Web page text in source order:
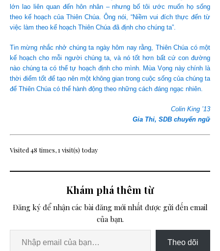
lớn lao liên quan đến hôn nhân – nhưng bố tôi ước muốn họ sống
theo kế hoạch của Thiên Chúa. Ông nói, “Niềm vui đích thực đến từ
việc làm theo kế hoạch Thiên Chúa đã định cho chúng ta”.
Tin mừng nhắc nhở chúng ta ngày hôm nay rằng, Thiên Chúa có một
kế hoạch cho mỗi người chúng ta, và nó tốt hơn bất cứ con đường
nào chúng ta có thể tự hoạch định cho mình. Mùa Vọng này chính là
thời điểm tốt để tạo nên một không gian trong cuộc sống của chúng ta
để Thiên Chúa có thể hành động theo những cách đáng ngạc nhiên.
Colin King ’13
Gia Thi, SDB chuyển ngữ
Visited 48 times, 1 visit(s) today
Khám phá thêm từ
Đăng ký để nhận các bài đăng mới nhất được gửi đến email
của bạn.
Theo dõi